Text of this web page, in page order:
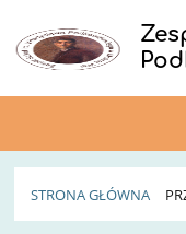
STRONA GŁÓWNA